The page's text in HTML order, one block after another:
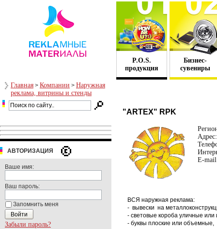
P.O.S.
продукция
Бизнес-
сувениры
Главная > Компании > Наружная
реклама, витрины и стенды
АВТОРИЗАЦИЯ
Ваше имя:
Ваш пароль:
Запомнить меня
Забыли пароль?
"ARTEX" RPK
Адрес:
E-
ВСЯ наружная реклама:
- вывески на
- световые короба уличные
- буквы плоские или объемные,